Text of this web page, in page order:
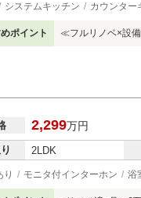
システムキッチン カウンター
ポイント ≪フルリノベ×設
2,299万円
2LDK
り モニタ付インターホン 浴